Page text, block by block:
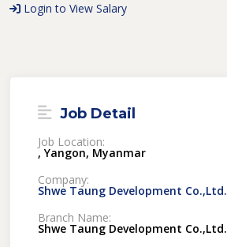
Login to View Salary
Job Detail
Job Location:
, Yangon, Myanmar
Company:
Shwe Taung Development Co.,Ltd.
Branch Name:
Shwe Taung Development Co.,Ltd.